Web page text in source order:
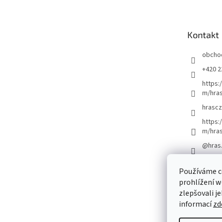
Používáme
prohlížení
zlepšovali
informací
Kontakt
+420
m/
hrascz
m/